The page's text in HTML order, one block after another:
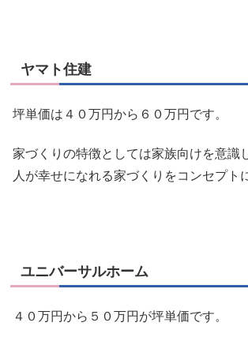
ヤマト住建
坪単価は４０万円から６０万円です。
家づくりの特徴としては家族向けを意識
人が幸せになれる家づくりをコンセプト
ユニバーサルホーム
４０万円から５０万円が坪単価です。